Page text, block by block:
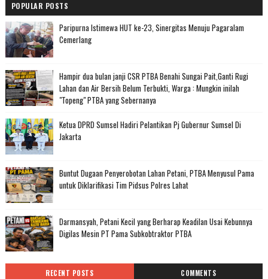
POPULAR POSTS
Paripurna Istimewa HUT ke-23, Sinergitas Menuju Pagaralam
Cemerlang
Hampir dua bulan janji CSR PTBA Benahi Sungai Pait,Ganti Rugi
Lahan dan Air Bersih Belum Terbukti, Warga : Mungkin inilah
"Topeng" PTBA yang Sebernanya
Ketua DPRD Sumsel Hadiri Pelantikan Pj Gubernur Sumsel Di
Jakarta
Buntut Dugaan Penyerobotan Lahan Petani, PTBA Menyusul Pama
untuk Diklarifikasi Tim Pidsus Polres Lahat
Darmansyah, Petani Kecil yang Berharap Keadilan Usai Kebunnya
Digilas Mesin PT Pama Subkobtraktor PTBA
RECENT POSTS COMMENTS